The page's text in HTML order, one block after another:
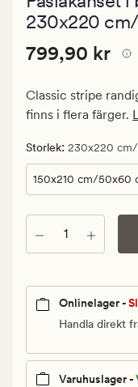
230x220
Pris
799,90
Ordinarie
799,90
kr
Pris 799,90 kr
799,90 kr
Classic stripe
finns i flera färger.
Storlek: 230x220
150x210 cm/50x60
Antal
Onlinelager -
Handla direkt
Varuhuslager -